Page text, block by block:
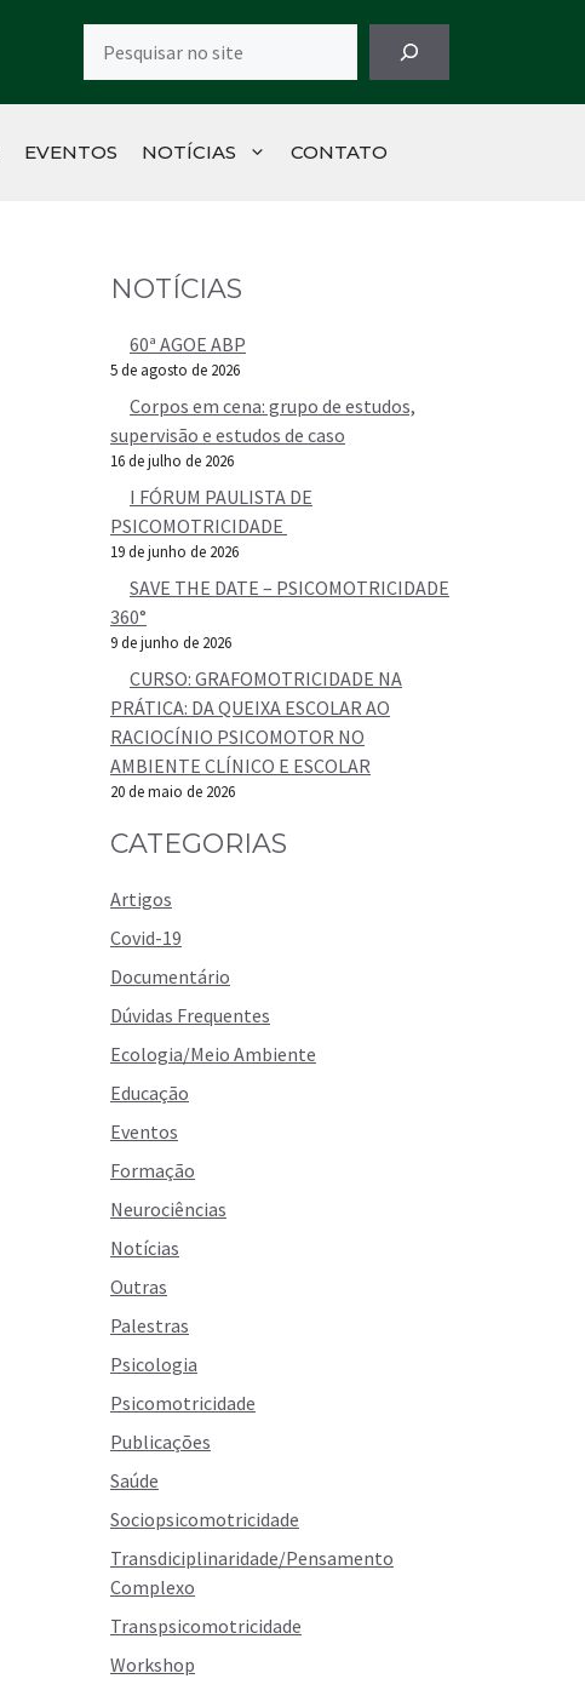
EVENTOS NOTÍCIAS CONTATO
NOTÍCIAS
60ª AGOE ABP
5 de agosto de 2026
Corpos em cena: grupo de estudos,
supervisão e estudos de caso
16 de julho de 2026
I FÓRUM PAULISTA DE
PSICOMOTRICIDADE
19 de junho de 2026
SAVE THE DATE – PSICOMOTRICIDADE
360°
9 de junho de 2026
CURSO: GRAFOMOTRICIDADE NA
PRÁTICA: DA QUEIXA ESCOLAR AO
RACIOCÍNIO PSICOMOTOR NO
AMBIENTE CLÍNICO E ESCOLAR
20 de maio de 2026
CATEGORIAS
Artigos
Covid-19
Documentário
Dúvidas Frequentes
Ecologia/Meio Ambiente
Educação
Eventos
Formação
Neurociências
Notícias
Outras
Palestras
Psicologia
Psicomotricidade
Publicações
Saúde
Sociopsicomotricidade
Transdiciplinaridade/Pensamento
Complexo
Transpsicomotricidade
Workshop